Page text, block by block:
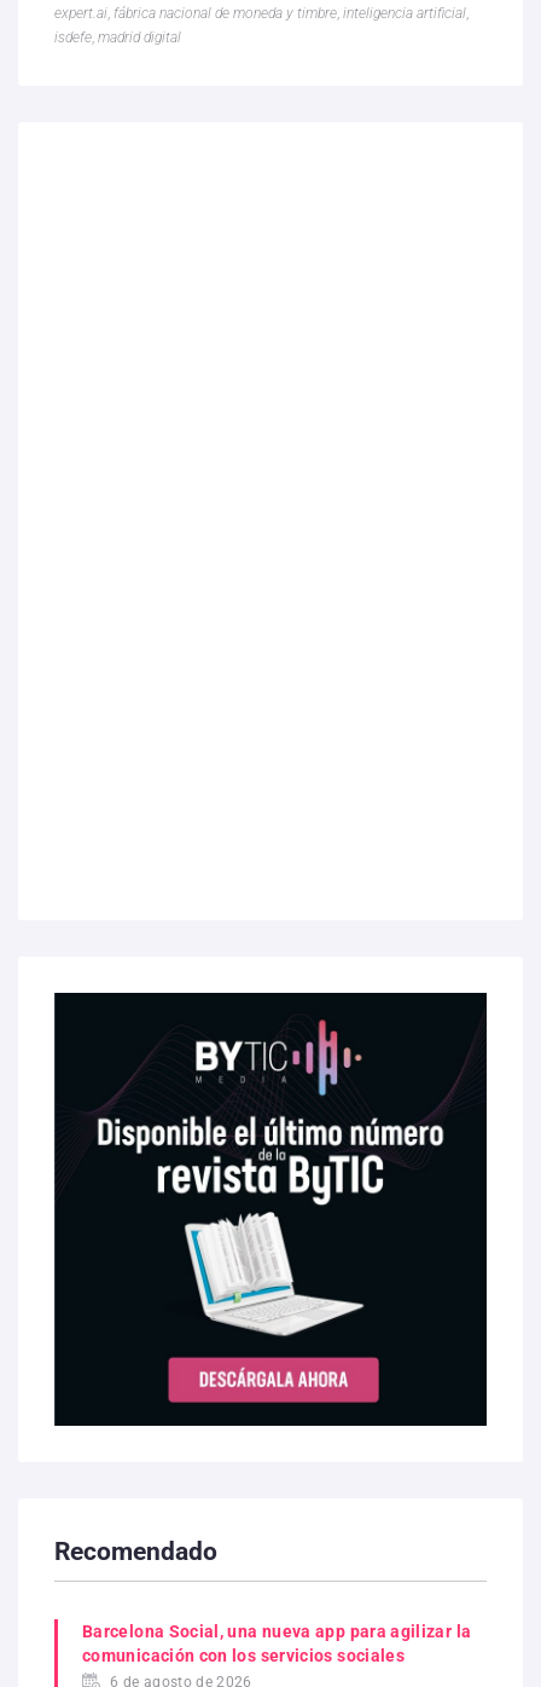
expert.ai fábrica nacional de moneda y timbre inteligencia artificial
isdefe madrid digital
Recomendado
Barcelona Social, una nueva app para agilizar la
comunicación con los servicios sociales
6 de agosto de 2026